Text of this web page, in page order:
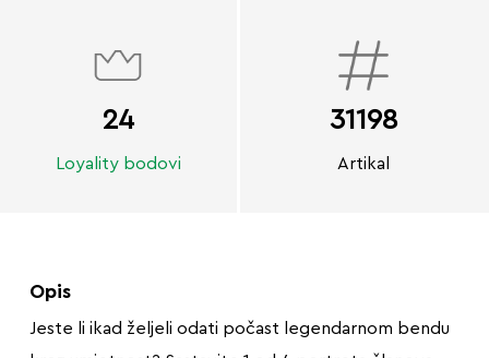
24
Loyality bodovi
31198
Artikal
Opis
Jeste li ikad željeli odati počast legendarnom bendu